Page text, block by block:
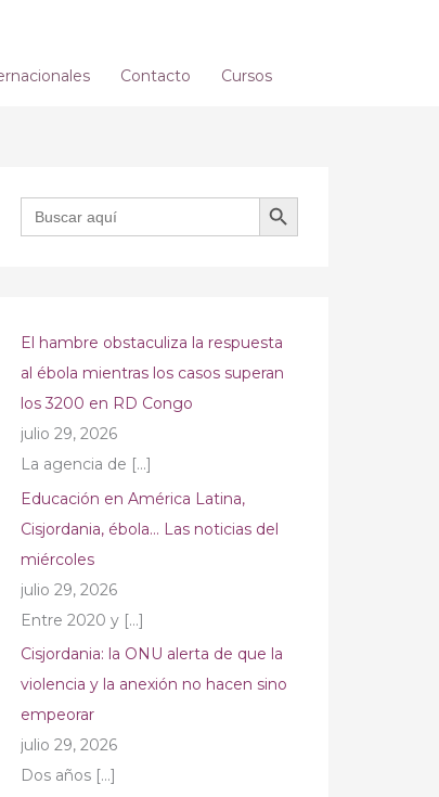
Contacto Cursos
Buscar: BOTÓN DE BÚSQUEDA
El hambre obstaculiza la respuesta
al ébola mientras los casos superan
los 3200 en RD Congo
julio 29, 2026
La agencia de […]
Educación en América Latina,
Cisjordania, ébola… Las noticias del
miércoles
julio 29, 2026
Entre 2020 y […]
Cisjordania: la ONU alerta de que la
violencia y la anexión no hacen sino
empeorar
julio 29, 2026
Dos años […]